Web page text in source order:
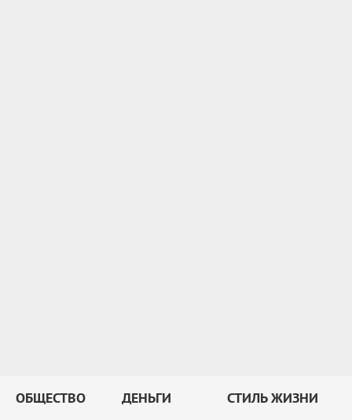
ОБЩЕСТВО ДЕНЬГИ СТИЛЬ ЖИЗНИ